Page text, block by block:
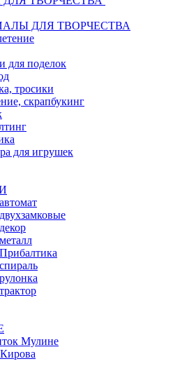
ДЛЯ ТВОРЧЕСТВА
для поделок
тросики
скрапбукинг
для игрушек
Мулине